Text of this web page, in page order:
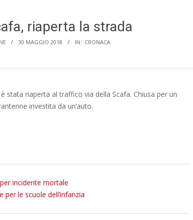
riaperta la strada
30 MAGGIO 2018 IN: CRONACA
stata riaperta al traffico via della Scafa. Chiusa per un
investita da un’auto.
incidente mortale
le scuole dell’infanzia